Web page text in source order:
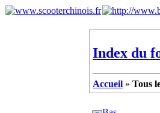
Index du
Accueil » Tous